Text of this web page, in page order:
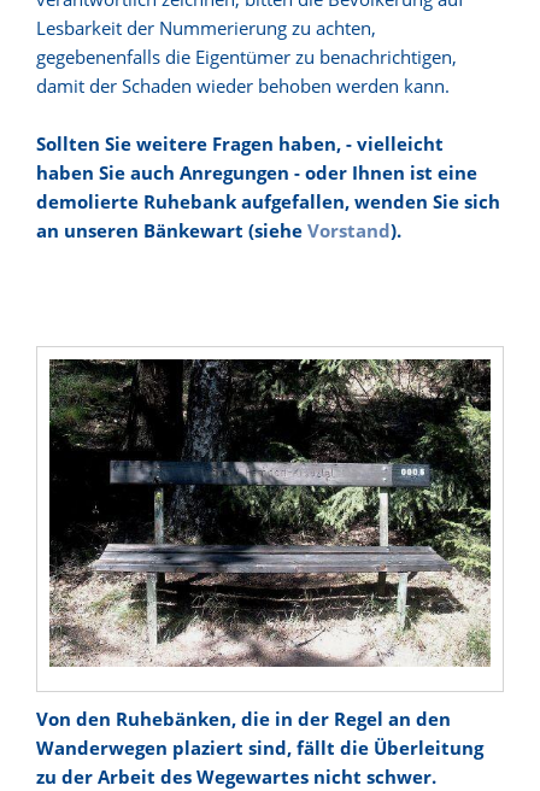
Lesbarkeit der Nummerierung zu achten,
gegebenenfalls die Eigentümer zu benachrichtigen,
damit der Schaden wieder behoben werden kann.
Sollten Sie weitere Fragen haben, - vielleicht
haben Sie auch Anregungen - oder Ihnen ist eine
demolierte Ruhebank aufgefallen, wenden Sie sich
an unseren Bänkewart (siehe Vorstand).
Von den Ruhebänken, die in der Regel an den
Wanderwegen plaziert sind, fällt die Überleitung
zu der Arbeit des Wegewartes nicht schwer.